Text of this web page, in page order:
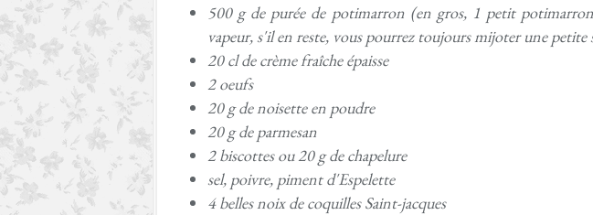
500 g de purée de potimarron (en gros, 1 petit
vapeur, s'il en reste, vous pourrez toujours mijoter une petite
20 cl de crème fraîche épaisse
2 oeufs
20 g de noisette en poudre
20 g de parmesan
2 biscottes ou 20 g de chapelure
sel, poivre, piment d'Espelette
4 belles noix de coquilles Saint-jacques